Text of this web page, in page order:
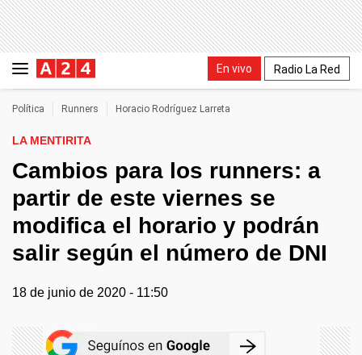
En vivo Radio La Red
Política Runners Horacio Rodríguez Larreta
LA MENTIRITA
Cambios para los runners: a
partir de este viernes se
modifica el horario y podrán
salir según el número de DNI
18 de junio de 2020 - 11:50